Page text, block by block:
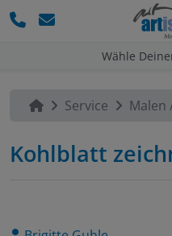
Wähle
Service Malen
Kohlblatt